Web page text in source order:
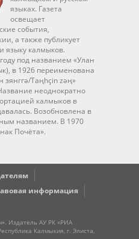
языках. Газета
освещает
события,
а также публикует
языку калмыков.
под названием «Улан
в 1926 переименована
зянггә/Taңhçin zәң»
неоднократно
калмыков в
Возобновлена в
названием. В 1970
Почёта».
информация
Издатель АУ РК «РИА
Калмыкия, г. Элиста,